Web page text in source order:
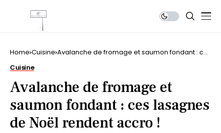
Home Cuisine Avalanche de fromage et saumon fondant : ces
Cuisine
Avalanche de fromage et
saumon fondant : ces lasagnes
de Noël rendent accro !